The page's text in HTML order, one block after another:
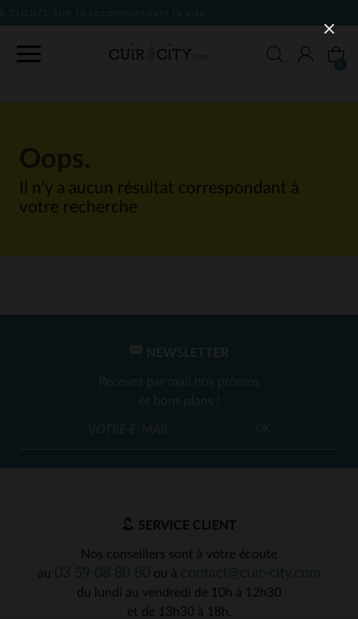
Il n'y a aucun résultat correspondant à
votre recherche
NEWSLETTER
Recevez par mail nos promos
et bons plans !
OK
SERVICE CLIENT
Nos conseillers sont à votre écoute
au
ou à
du lundi au vendredi de 10h à 12h30
et de 13h30 à 18h.